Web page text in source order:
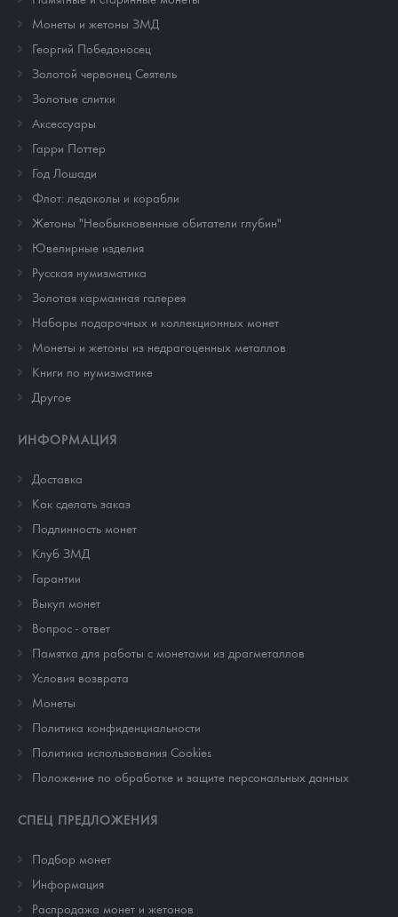
Монеты и жетоны ЗМД
Георгий Победоносец
Золотой червонец Сеятель
Золотые слитки
Аксессуары
Гарри Поттер
Год Лошади
Флот: ледоколы и корабли
Жетоны "Необыкновенные обитатели глубин"
Ювелирные изделия
Русская нумизматика
Золотая карманная галерея
Наборы подарочных и коллекционных монет
Монеты и жетоны из недрагоценных металлов
Книги по нумизматике
Другое
ИНФОРМАЦИЯ
Доставка
Как сделать заказ
Подлинность монет
Клуб ЗМД
Гарантии
Выкуп монет
Вопрос - ответ
Памятка для работы с монетами из драгметаллов
Условия возврата
Монеты
Политика конфиденциальности
Политика использования Cookies
Положение по обработке и защите персональных данных
СПЕЦ ПРЕДЛОЖЕНИЯ
Подбор монет
Информация
Распродажа монет и жетонов